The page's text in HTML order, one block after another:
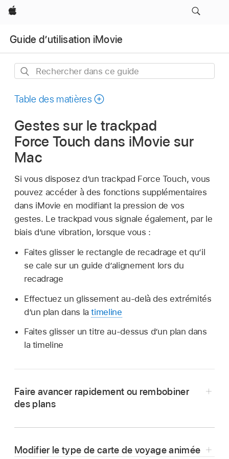
Apple
Guide d’utilisation iMovie
Rechercher
ce
Table des matières
Gestes sur le trackpad
Force Touch dans iMovie sur
Mac
Si vous disposez d’un trackpad Force Touch, vous
pouvez accéder à des fonctions supplémentaires
dans iMovie en modifiant la pression de vos
gestes. Le trackpad vous signale également, par le
biais d’une vibration, lorsque vous :
Faites glisser le rectangle de recadrage et qu’il
se cale sur un guide d’alignement lors du
recadrage
Effectuez un glissement au-delà des extrémités
d’un plan dans latimeline
Faites glisser un titre au-dessus d’un plan dans
la timeline
Faire avancer rapidement ou rembobiner
des plans
Faire avancer rapidement :Cliquez sur le
Modifier le type de carte de voyage animée